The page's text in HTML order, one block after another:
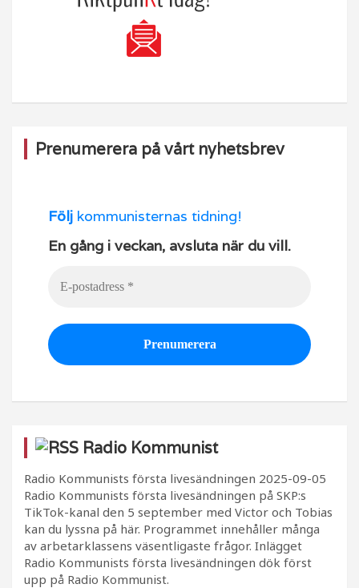
Prenumerera på vårt nyhetsbrev
Följ kommunisternas tidning!
En gång i veckan, avsluta när du vill.
Radio Kommunist
Radio Kommunists första livesändningen 2025-09-05
Radio Kommunists första livesändningen på SKP:s
TikTok-kanal den 5 september med Victor och Tobias
kan du lyssna på här. Programmet innehåller många
av arbetarklassens väsentligaste frågor. Inlägget
Radio Kommunists första livesändningen dök först
upp på Radio Kommunist.